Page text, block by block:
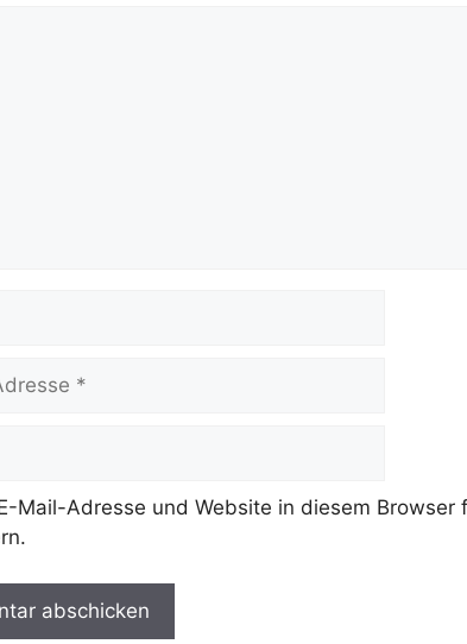
Mail-Adresse und Website in diesem Browser